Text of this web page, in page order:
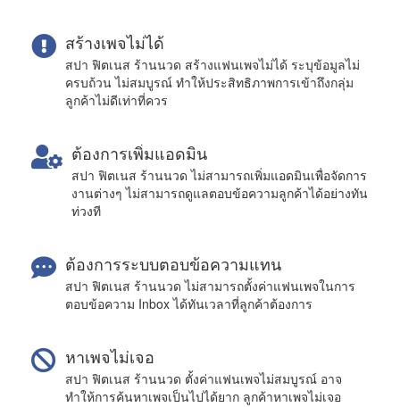
สร้างเพจไม่ได้
สปา ฟิตเนส ร้านนวด สร้างแฟนเพจไม่ได้ ระบุข้อมูลไม่
ครบถ้วน ไม่สมบูรณ์ ทำให้ประสิทธิภาพการเข้าถึงกลุ่ม
ลูกค้าไม่ดีเท่าที่ควร
ต้องการเพิ่มแอดมิน
สปา ฟิตเนส ร้านนวด ไม่สามารถเพิ่มแอดมินเพื่อจัดการ
งานต่างๆ ไม่สามารถดูแลตอบข้อความลูกค้าได้อย่างทัน
ท่วงที
ต้องการระบบตอบข้อความแทน
สปา ฟิตเนส ร้านนวด ไม่สามารถตั้งค่าแฟนเพจในการ
ตอบข้อความ Inbox ได้ทันเวลาที่ลูกค้าต้องการ
หาเพจไม่เจอ
สปา ฟิตเนส ร้านนวด ตั้งค่าแฟนเพจไม่สมบูรณ์ อาจ
ทำให้การค้นหาเพจเป็นไปได้ยาก ลูกค้าหาเพจไม่เจอ